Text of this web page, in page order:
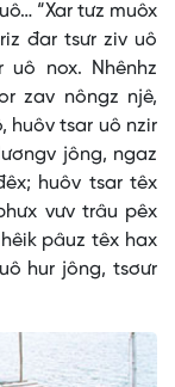
“Xar tưz muôx
đar tsưr ziv uô
uô nox. Nhênhz
zav nôngz njê,
huôv tsar uô nzir
jông, ngaz
huôv tsar têx
vưv trâu pêx
pâuz têx hax
hur jông, tsơưr